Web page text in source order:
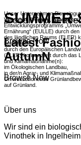
A cool Top header
Latest
AutumN
Browse Now
SUMMER
Browse Now
Unser Unternehmen
Wirtschaft, Verkehr,
Entwicklungsprogramms
Ernährung“ (EULLE) durch
des ländlichen Raums (ELER)
Leistungen:
durch den Europäischen
(ELER) kofinanziert durch das
und Klimamaßnahme(n):
im Ökologischen Landbau,
in der/n Agrar- und
Umweltschonende
auf Grünland.
Über uns
Wir sind ein
Vinothek in